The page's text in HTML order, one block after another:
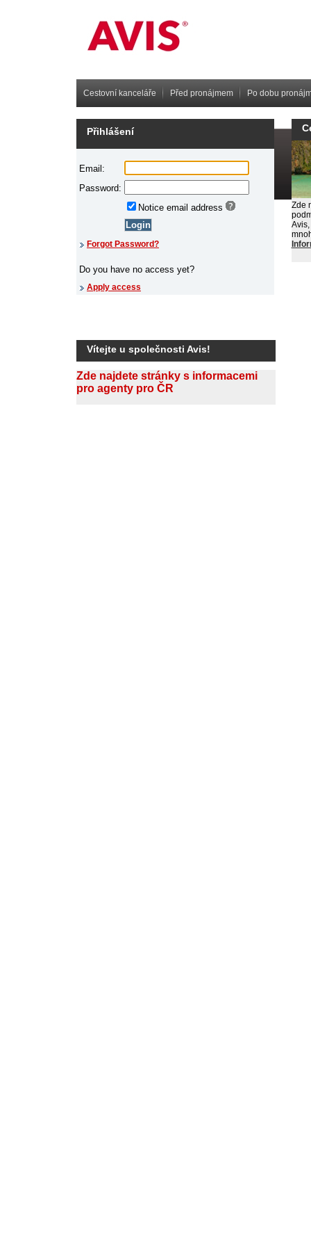
Cestovní kanceláře Před pronájmem Po dobu
Přihlášení
Vítejte u společnosti Avis!
Zde najdete stránky s informacemi
pro agenty pro ČR
Zde